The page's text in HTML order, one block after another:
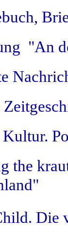
"An
the
Die